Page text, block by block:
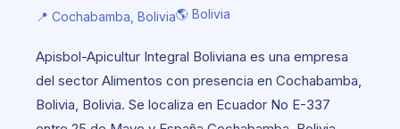
📍 Cochabamba, Bolivia🌎 Bolivia
Apisbol-Apicultur Integral Boliviana es una empresa
del sector Alimentos con presencia en Cochabamba,
Bolivia, Bolivia. Se localiza en Ecuador No E-337